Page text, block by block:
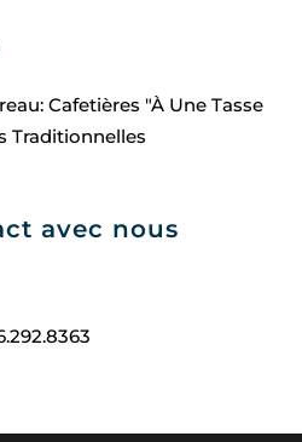
Cafetières "À Une Tasse
Traditionnelles
avec nous